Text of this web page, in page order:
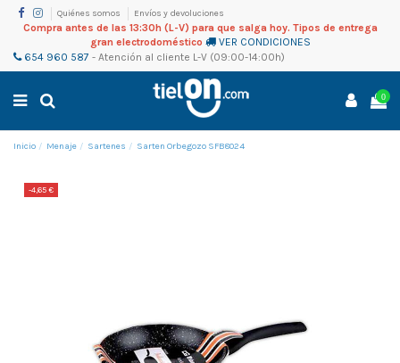
Quiénes somos Envíos y devoluciones
Compra antes de las 13:30h (L-V) para que salga hoy. Tipos de entrega
gran electrodoméstico
VER CONDICIONES
654 960 587 - Atención al cliente L-V (09:00-14:00h)
0
Inicio Menaje Sartenes Sarten Orbegozo SFB8024
-4,65 €